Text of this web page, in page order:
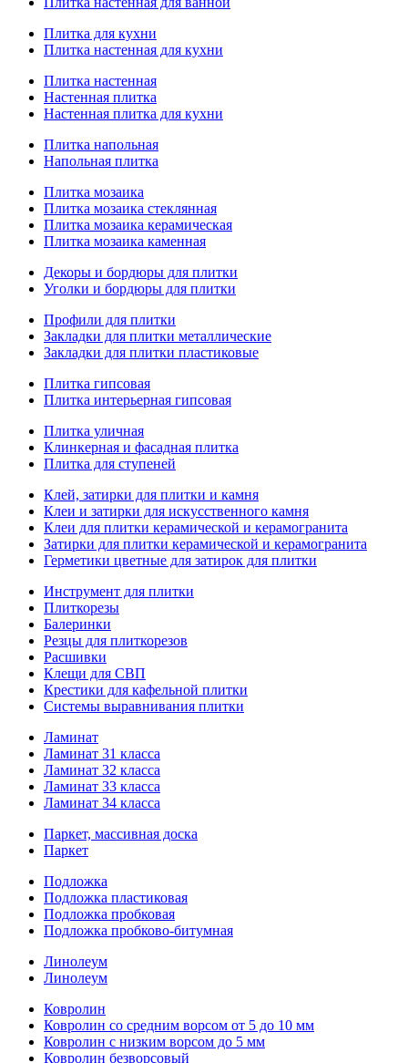
Плитка для кухни
Плитка настенная для кухни
Плитка настенная
Настенная плитка
Настенная плитка для кухни
Плитка напольная
Напольная плитка
Плитка мозаика
Плитка мозаика стеклянная
Плитка мозаика керамическая
Плитка мозаика каменная
Декоры и бордюры для плитки
Уголки и бордюры для плитки
Профили для плитки
Закладки для плитки металлические
Закладки для плитки пластиковые
Плитка гипсовая
Плитка интерьерная гипсовая
Плитка уличная
Клинкерная и фасадная плитка
Плитка для ступеней
Клей, затирки для плитки и камня
Клеи и затирки для искусственного камня
Клеи для плитки керамической и керамогранита
Затирки для плитки керамической и керамогранита
Герметики цветные для затирок для плитки
Инструмент для плитки
Плиткорезы
Балеринки
Резцы для плиткорезов
Расшивки
Клещи для СВП
Крестики для кафельной плитки
Системы выравнивания плитки
Ламинат
Ламинат 31 класса
Ламинат 32 класса
Ламинат 33 класса
Ламинат 34 класса
Паркет, массивная доска
Паркет
Подложка
Подложка пластиковая
Подложка пробковая
Подложка пробково-битумная
Линолеум
Линолеум
Ковролин
Ковролин со средним ворсом от 5 до 10 мм
Ковролин с низким ворсом до 5 мм
Ковролин безворсовый